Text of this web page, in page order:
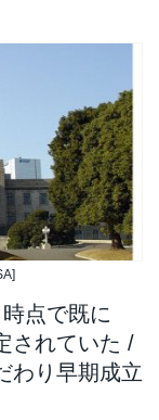
点で既に
されていた /
わり早期成立